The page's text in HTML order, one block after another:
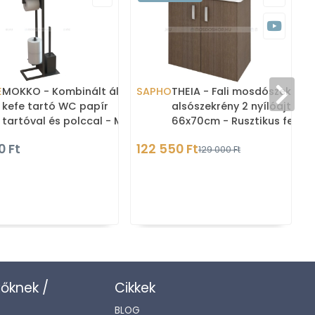
MOKKO - Kombinált álló WC
kefe tartó WC papír
tartóval és polccal - Matt
Ft
SAPHOTHEIA - Fali mosdószekrény,
alsószekrény 2 nyílóajtóval,
66x70cm - Rusztikus fenyő
nélkül )
122 550 Ft129 000 Ft
/
Cikkek
BLOG